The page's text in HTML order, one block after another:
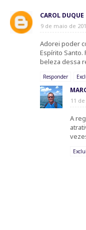
CAROL DUQUE
9 de maio de
Adorei poder
Espírito Santo.
beleza dessa
Responder
11
A